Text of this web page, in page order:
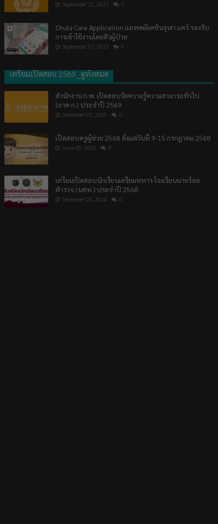
September 21, 2023 0
Chula Care Application แอพพลิเคชันจุฬา แคร์ รองรับ
การเข้าใช้งานโดยตัวผู้ป่วย
September 07, 2023 0
เตรียมเปิดสอบ 2569__ดูทั้งหมด
สำนักงาน ก.พ. เปิดสอบวัดความรู้ความสามารถทั่วไป
(ภาค ก.) ประจำปี 2569
December 01, 2025 0
เปิดสอบครูผู้ช่วย 2568 ตั้งแต่วันที่ 9-15 กรกฎาคม 2568
June 05, 2025 0
เตรียมเปิดสอบนักเรียนเตรียมทหาร โรงเรียนนายร้อย
ตำรวจ (นตท.) ประจำปี 2568
December 20, 2024 0